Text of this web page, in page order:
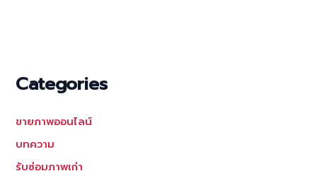
Categories
ขายภาพออนไลน์
บทความ
รับซ่อมภาพเก่า